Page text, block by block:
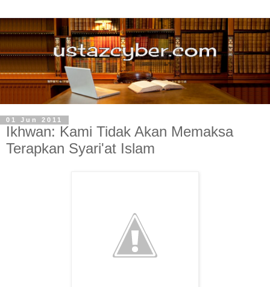
01 Jun 2011
Ikhwan: Kami Tidak Akan Memaksa
Terapkan Syari'at Islam